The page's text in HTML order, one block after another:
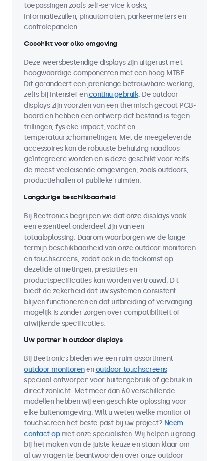
toepassingen zoals self-service kiosks,
informatiezuilen, pinautomaten, parkeermeters en
controlepanelen.
Geschikt voor elke omgeving
Deze weersbestendige displays zijn uitgerust met
hoogwaardige componenten met een hoog MTBF.
Dit garandeert een jarenlange betrouwbare werking,
zelfs bij intensief encontinu gebruik. De outdoor
displays zijn voorzien van een thermisch gecoat PCB-
board en hebben een ontwerp dat bestand is tegen
trillingen, fysieke impact, vocht en
temperatuurschommelingen. Met de meegeleverde
accessoires kan de robuuste behuizing naadloos
geïntegreerd worden en is deze geschikt voor zelfs
de meest veeleisende omgevingen, zoals outdoors,
productiehallen of publieke ruimten.
Langdurige beschikbaarheid
Bij Beetronics begrijpen we dat onze displays vaak
een essentieel onderdeel zijn van een
totaaloplossing. Daarom waarborgen we de lange
termijn beschikbaarheid van onze outdoor monitoren
en touchscreens, zodat ook in de toekomst op
dezelfde afmetingen, prestaties en
productspecificaties kan worden vertrouwd. Dit
biedt de zekerheid dat uw systemen consistent
blijven functioneren en dat uitbreiding of vervanging
mogelijk is zonder zorgen over compatibiliteit of
afwijkende specificaties.
Uw partner in outdoor displays
Bij Beetronics bieden we een ruim assortiment
outdoor monitorenenoutdoor touchscreens
speciaal ontworpen voor buitengebruik of gebruik in
direct zonlicht. Met meer dan 60 verschillende
modellen hebben wij een geschikte oplossing voor
elke buitenomgeving. Wilt u weten welke monitor of
touchscreen het beste past bij uw project? Neem
contact opmet onze specialisten. Wij helpen u graag
bij het maken van de juiste keuze en staan klaar om
al uw vragen te beantwoorden over onze outdoor